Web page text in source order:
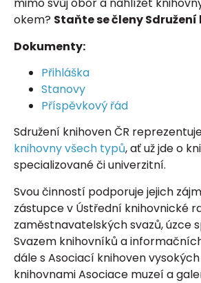
mimo svůj obor a nahlížet
okem? Staňte se členy Sdružení
Dokumenty:
Přihláška
Stanovy
Příspěvkový řád
Sdružení knihoven ČR
knihovny všech typů, ať už jde o
specializované či univerzitní.
Svou činností podporuje jejich
zástupce v Ústřední knihovnické
zaměstnavatelských svazů, úzce
Svazem knihovníků a
dále s Asociací knihoven vysokých
knihovnami Asociace muzeí a